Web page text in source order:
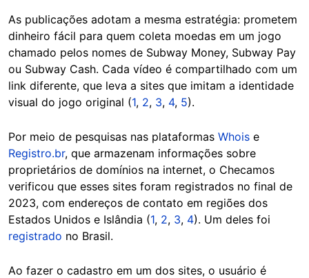
As publicações adotam a mesma estratégia: prometem
dinheiro fácil para quem coleta moedas em um jogo
chamado pelos nomes de Subway Money, Subway Pay
ou Subway Cash. Cada vídeo é compartilhado com um
link diferente, que leva a sites que imitam a identidade
visual do jogo original (1, 2, 3, 4, 5).
Por meio de pesquisas nas plataformas Whois e
Registro.br, que armazenam informações sobre
proprietários de domínios na internet, o Checamos
verificou que esses sites foram registrados no final de
2023, com endereços de contato em regiões dos
Estados Unidos e Islândia (1, 2, 3, 4). Um deles foi
registrado no Brasil.
Ao fazer o cadastro em um dos sites, o usuário é